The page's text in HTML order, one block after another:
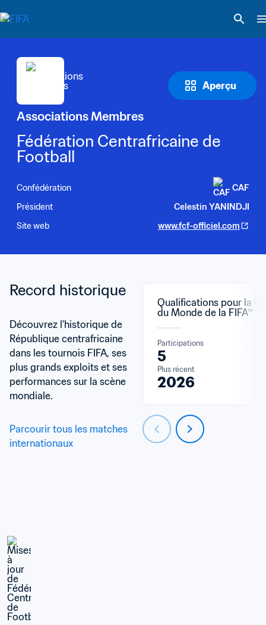
Aperçu
Associations Membres
Fédération Centrafricaine de
Football
Confédération
CAF
Président
Celestin YANINDJI
Site web
www.fcf-officiel.com
Record historique
Découvrez l'historique de
République centrafricaine
dans les tournois FIFA, ses
plus grands exploits et ses
performances sur la scène
mondiale.
Parcourir tous les matches
internationaux
Qualifications pour la
du Monde de la FIFA™
Participations
5
Plus récent
2026